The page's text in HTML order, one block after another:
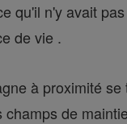
qu'il n'y avait
de vie .
à proximité se
champs de